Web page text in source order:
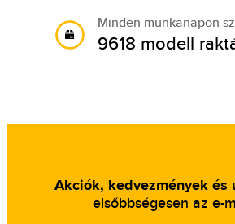
Minden munkanapon
9618 modell
Akciók, kedvezmények és
elsőbbségesen az e-